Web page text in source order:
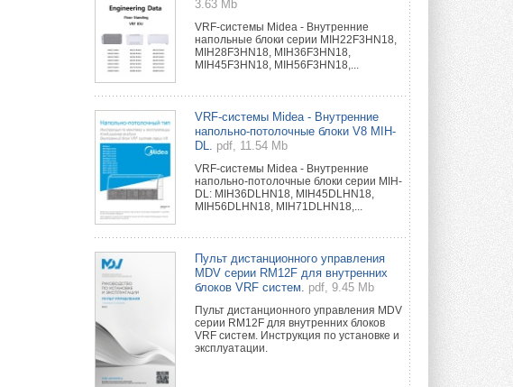
3.63 Mb
VRF-системы Midea - Внутренние
напольные блоки серии MIH22F3HN18,
MIH28F3HN18, MIH36F3HN18,
MIH45F3HN18, MIH56F3HN18,...
VRF-системы Midea - Внутренние
напольно-потолочные блоки V8 MIH-
DL.
pdf, 11.54 Mb
VRF-системы Midea - Внутренние
напольно-потолочные блоки серии MIH-
DL: MIH36DLHN18, MIH45DLHN18,
MIH56DLHN18, MIH71DLHN18,...
Пульт дистанционного управления
MDV серии RM12F для внутренних
блоков VRF систем.
pdf, 9.45 Mb
Пульт дистанционного управления MDV
серии RM12F для внутренних блоков
VRF систем. Инструкция по установке и
эксплуатации.